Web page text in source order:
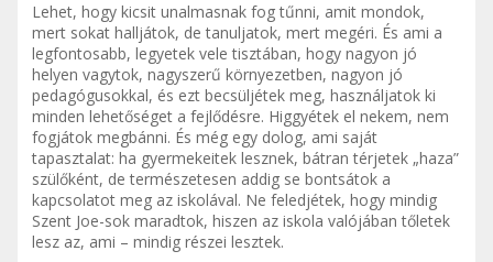
Lehet, hogy kicsit unalmasnak fog tűnni, amit mondok,
mert sokat halljátok, de tanuljatok, mert megéri. És ami a
legfontosabb, legyetek vele tisztában, hogy nagyon jó
helyen vagytok, nagyszerű környezetben, nagyon jó
pedagógusokkal, és ezt becsüljétek meg, használjatok ki
minden lehetőséget a fejlődésre. Higgyétek el nekem, nem
fogjátok megbánni. És még egy dolog, ami saját
tapasztalat: ha gyermekeitek lesznek, bátran térjetek „haza”
szülőként, de természetesen addig se bontsátok a
kapcsolatot meg az iskolával. Ne feledjétek, hogy mindig
Szent Joe-sok maradtok, hiszen az iskola valójában tőletek
lesz az, ami – mindig részei lesztek.